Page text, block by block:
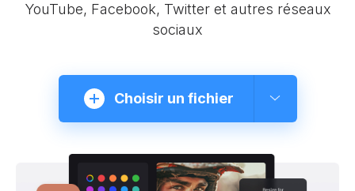
YouTube, Facebook, Twitter et autres réseaux
sociaux
Choisir un fichier